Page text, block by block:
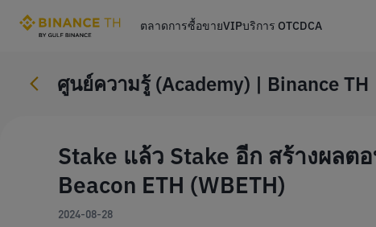
ตลาดการซื้อขายVIPบริการ OTCDCA
ศูนย์ความรู้ (Academy) | Binance TH
Stake แล้ว Stake อีก สร้างผล
Beacon ETH (WBETH)
2024-08-28